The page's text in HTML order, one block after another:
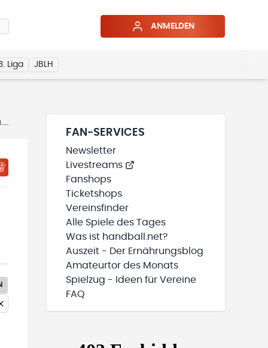
ANMELDEN
Liga JBLH
FAN-SERVICES
Newsletter
Livestreams
Fanshops
Ticketshops
Vereinsfinder
Alle Spiele des Tages
Was ist handball.net?
Auszeit - Der Ernährungsblog
Amateurtor des Monats
Spielzug - Ideen für Vereine
FAQ